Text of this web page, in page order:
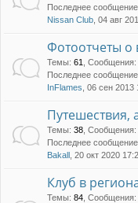
Последнее
Nissan Club , 04 авг
Фотоотчеты о
Темы: 61 Сообщения:
Последнее
InFlames , 06 сен 2013
Путешествия,
Темы: 38 Сообщения:
Последнее
Bakall , 20 окт 2020
Клуб в
Темы: 84 Сообщения: